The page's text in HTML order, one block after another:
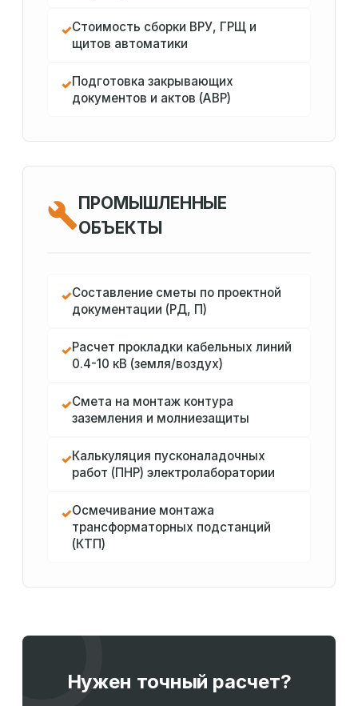
✓Стоимость сборки ВРУ, ГРЩ и
щитов автоматики
✓Подготовка закрывающих
документов и актов (АВР)
ПРОМЫШЛЕННЫЕ
ОБЪЕКТЫ
✓Составление сметы по проектной
документации (РД, П)
✓Расчет прокладки кабельных линий
0.4-10 кВ (земля/воздух)
✓Смета на монтаж контура
заземления и молниезащиты
✓Калькуляция пусконаладочных
работ (ПНР) электролаборатории
✓Осмечивание монтажа
трансформаторных подстанций
(КТП)
Нужен точный расчет?